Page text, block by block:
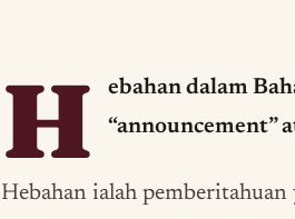
H
ebahan dalam
“announcement”
Hebahan ialah